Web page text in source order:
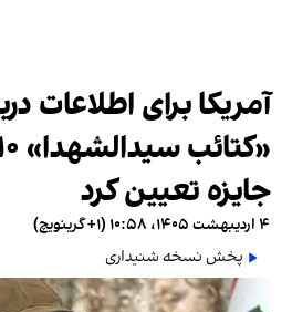
آمریکا برای اطلاعات
جایزه تعیین کرد
۴ اردیبهشت ۱۴۰۵، ۱۰:۵۸ (‎+۱ گرینویچ)
پخش نسخه شنیداری